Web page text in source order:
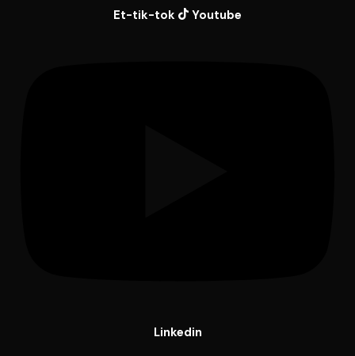
Et-tik-tok Youtube
Linkedin